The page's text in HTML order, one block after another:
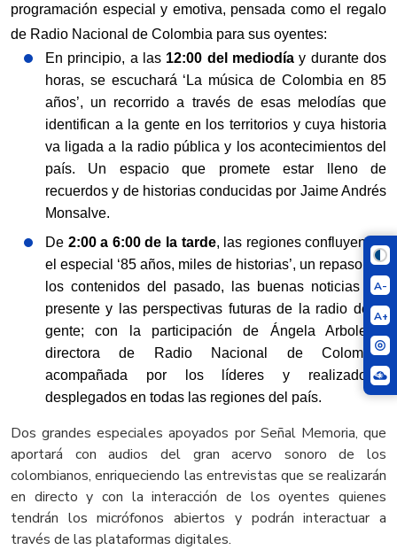
A-
A+
programación especial y emotiva, pensada como el regalo
de Radio Nacional de Colombia para sus oyentes:
En principio, a las 12:00 del mediodía y durante dos
horas, se escuchará ‘La música de Colombia en 85
años’, un recorrido a través de esas melodías que
identifican a la gente en los territorios y cuya historia
va ligada a la radio pública y los acontecimientos del
país. Un espacio que promete estar lleno de
recuerdos y de historias conducidas por Jaime Andrés
Monsalve.
De 2:00 a 6:00 de la tarde, las regiones confluyen en
el especial ‘85 años, miles de historias’, un repaso por
los contenidos del pasado, las buenas noticias del
presente y las perspectivas futuras de la radio de la
gente; con la participación de Ángela Arboleda,
directora de Radio Nacional de Colombia,
acompañada por los líderes y realizadores
desplegados en todas las regiones del país.
Dos grandes especiales apoyados por Señal Memoria, que
aportará con audios del gran acervo sonoro de los
colombianos, enriqueciendo las entrevistas que se realizarán
en directo y con la interacción de los oyentes quienes
tendrán los micrófonos abiertos y podrán interactuar a
través de las plataformas digitales.